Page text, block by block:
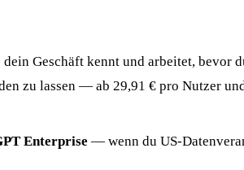
Geschäft kennt und arbeitet, bevor
zu lassen — ab 29,91 € pro Nutzer
Enterprise — wenn du US-